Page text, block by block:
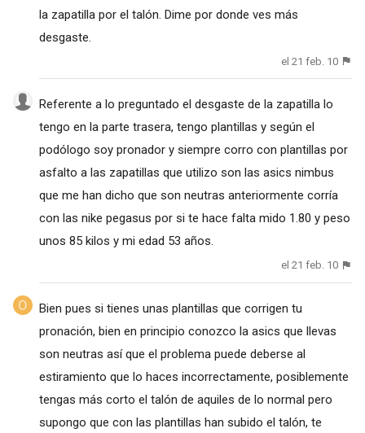
la zapatilla por el talón. Dime por donde ves más
desgaste.
el 21 feb. 10
Referente a lo preguntado el desgaste de la zapatilla lo
tengo en la parte trasera, tengo plantillas y según el
podólogo soy pronador y siempre corro con plantillas por
asfalto a las zapatillas que utilizo son las asics nimbus
que me han dicho que son neutras anteriormente corría
con las nike pegasus por si te hace falta mido 1.80 y peso
unos 85 kilos y mi edad 53 años.
el 21 feb. 10
Bien pues si tienes unas plantillas que corrigen tu
pronación, bien en principio conozco la asics que llevas
son neutras así que el problema puede deberse al
estiramiento que lo haces incorrectamente, posiblemente
tengas más corto el talón de aquiles de lo normal pero
supongo que con las plantillas han subido el talón, te